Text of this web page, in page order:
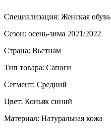
Специализация: Женская обувь
Сезон: осень-зима 2021/2022
Страна: Вьетнам
Тип товара: Сапоги
Сегмент: Средний
Цвет: Коньяк синий
Материал: Натуральная кожа